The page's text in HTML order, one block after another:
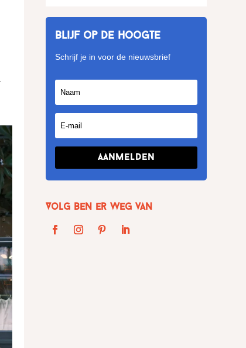
Blijf op de hoogte
Schrijf je in voor de nieuwsbrief
Aanmelden
Volg Ben er weg van